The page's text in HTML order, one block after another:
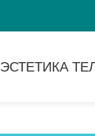
ЭСТЕТИКА